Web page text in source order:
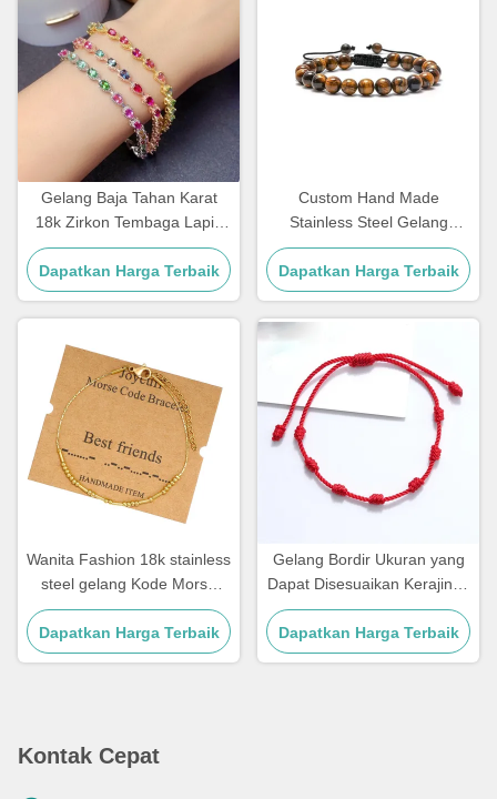
Gelang Baja Tahan Karat
18k Zirkon Tembaga Lapis
Emas Berlian Wanita
Dapatkan Harga Terbaik
Custom Hand Made
Stainless Steel Gelang
Couple Hadiah Mens Tiger
Eye Batu Manik Gelang
Dapatkan Harga Terbaik
Wanita Fashion 18k stainless
steel gelang Kode Morse
gelang 21,5cm
Dapatkan Harga Terbaik
Gelang Bordir Ukuran yang
Dapat Disesuaikan Kerajinan
Tali Gelang untuk Hadiah
Pasangan 15 - 30cm
Dapatkan Harga Terbaik
Kontak Cepat